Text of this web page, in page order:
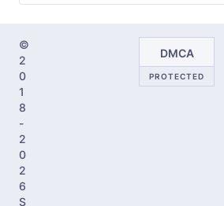
©
2
0
1
8
-
2
0
2
6
S
DMCA
PROTECTED